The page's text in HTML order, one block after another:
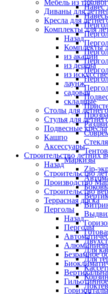
Навес
Маркизы
Zip-
Для
Для
Мебель из
Диваны для
Кресла для
Комплекты для
Назад
Комплекты
из акации
из дерева
из
лаунж
садовая
складные
Столы для
Стулья для
Подвесные кресла
Кашпо
Аксессуары
Строительство летних
Назад
Строительство
Производство
Строительство
Террасная доска
Перголы
Назад
Перголы
Безрамное